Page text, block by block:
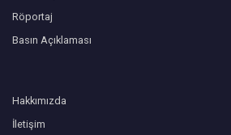
Röportaj
Basın Açıklaması
Hakkımızda
İletişim